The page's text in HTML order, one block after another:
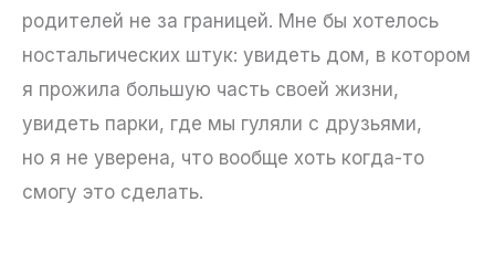
родителей не за границей. Мне бы хотелось
ностальгических штук: увидеть дом, в котором
я прожила большую часть своей жизни,
увидеть парки, где мы гуляли с друзьями,
но я не уверена, что вообще хоть когда-то
смогу это сделать.